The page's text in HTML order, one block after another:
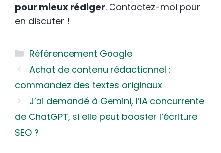
pour mieux rédiger. Contactez-moi pour
en discuter !
Catégories
Référencement Google
Achat de contenu rédactionnel :
commandez des textes originaux
J’ai demandé à Gemini, l’IA concurrente
de ChatGPT, si elle peut booster l’écriture
SEO ?